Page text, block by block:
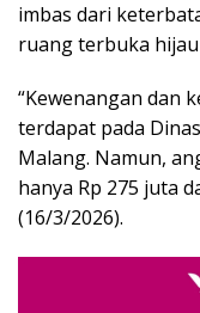
imbas dari
ruang terbuka hijau
“Kewenangan dan
terdapat pada
Malang. Namun,
hanya Rp 275 juta
(16/3/2026).